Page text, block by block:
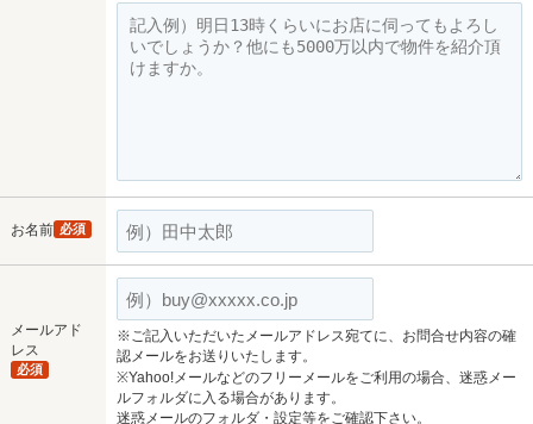
お名前 必須
メールアド
レス
必須
※ご記入いただいたメールアドレス宛てに、お問合せ内容の確
認メールをお送りいたします。
※Yahoo!メールなどのフリーメールをご利用の場合、迷惑メー
ルフォルダに入る場合があります。
迷惑メールのフォルダ・設定等をご確認下さい。